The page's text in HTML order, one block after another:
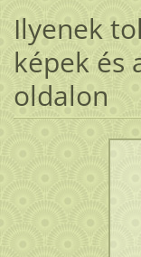
Ilyenek
képek és
oldalon